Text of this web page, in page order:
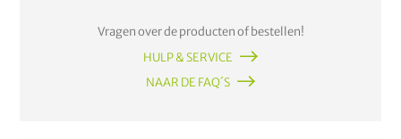
Vragen over de producten of bestellen!
HULP & SERVICE
NAAR DE FAQ´S